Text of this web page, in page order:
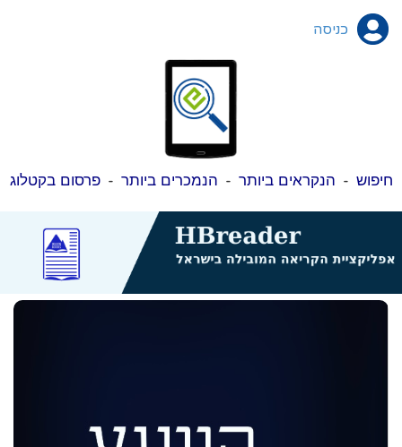
כניסה
חיפוש - הנקראים ביותר - הנמכרים ביותר -פרסום בקטלוג